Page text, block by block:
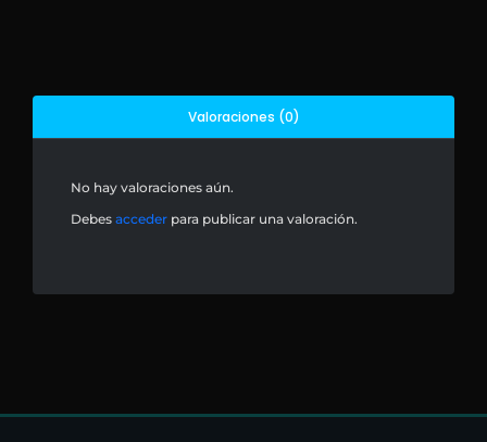
Valoraciones (0)
No hay valoraciones aún.
Debes acceder para publicar una valoración.